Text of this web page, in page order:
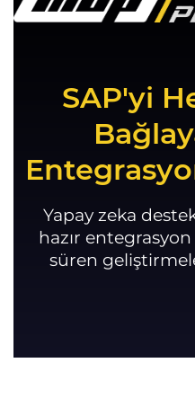
SAP'yi
Yapay zeka
hazır
süren